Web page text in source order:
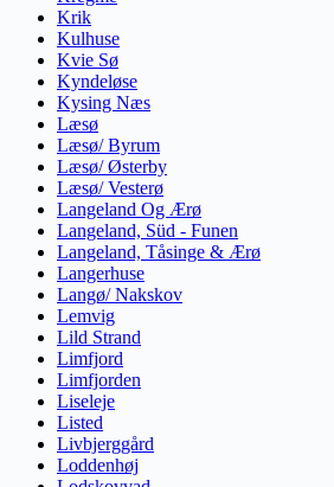
Krik
Kulhuse
Kvie Sø
Kyndeløse
Kysing Næs
Læsø
Læsø/ Byrum
Læsø/ Østerby
Læsø/ Vesterø
Langeland Og Ærø
Langeland, Süd - Funen
Langeland, Tåsinge & Ærø
Langerhuse
Langø/ Nakskov
Lemvig
Lild Strand
Limfjord
Limfjorden
Liseleje
Listed
Livbjerggård
Loddenhøj